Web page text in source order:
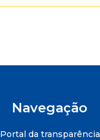
Navegação
Portal da transparência